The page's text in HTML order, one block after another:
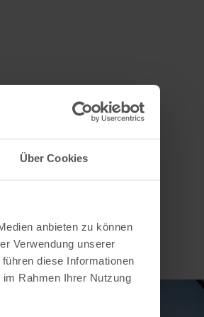
Über Cookies
anbieten zu können
Verwendung unserer
diese Informationen
Rahmen Ihrer Nutzung